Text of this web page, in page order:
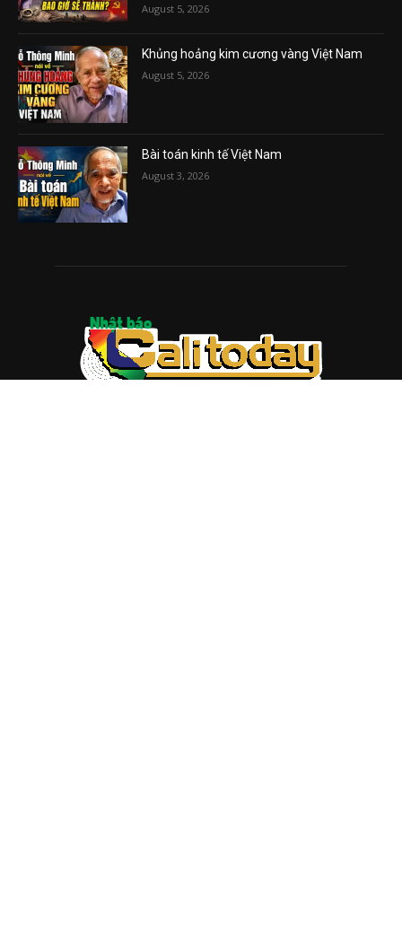
August 5, 2026
Khủng hoảng kim cương vàng Việt Nam
August 5, 2026
Bài toán kinh tế Việt Nam
August 3, 2026